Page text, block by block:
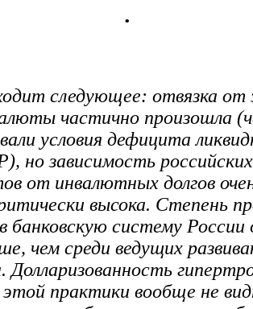
.
следующее: отвязка от
частично произошла
условия дефицита
но зависимость российских
от инвалютных долгов
высока. Степень
банковскую систему России
чем среди ведущих
Долларизованность
практики вообще не